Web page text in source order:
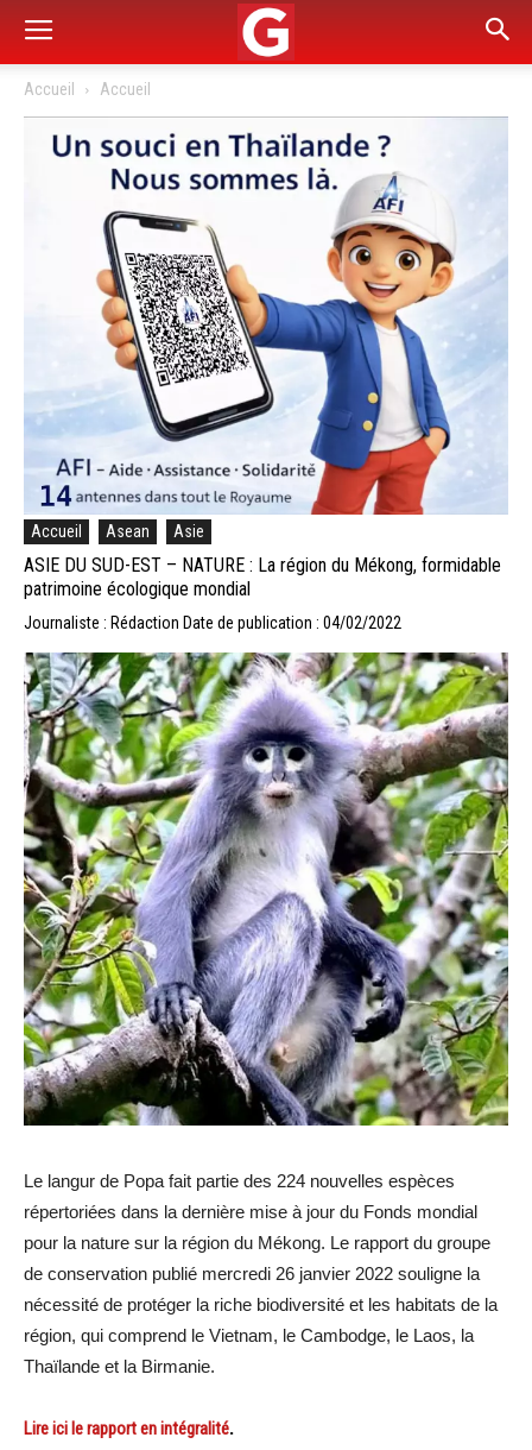
Accueil Accueil
Accueil Asean Asie
ASIE DU SUD-EST – NATURE : La région du Mékong, formidable
patrimoine écologique mondial
Journaliste : Rédaction Date de publication : 04/02/2022
Le langur de Popa fait partie des 224 nouvelles espèces
répertoriées dans la dernière mise à jour du Fonds mondial
pour la nature sur la région du Mékong. Le rapport du groupe
de conservation publié mercredi 26 janvier 2022 souligne la
nécessité de protéger la riche biodiversité et les habitats de la
région, qui comprend le Vietnam, le Cambodge, le Laos, la
Thaïlande et la Birmanie.
Lire ici le rapport en intégralité.